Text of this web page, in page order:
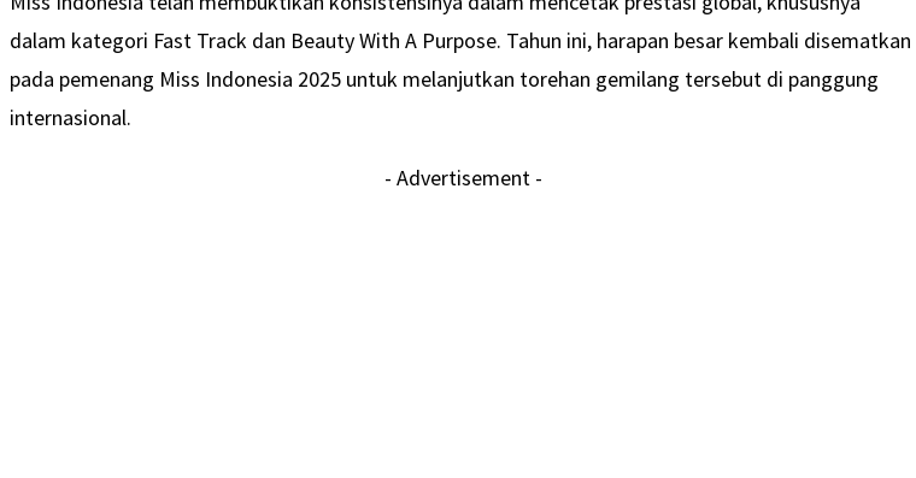
dalam kategori Fast Track dan Beauty With A Purpose. Tahun ini, harapan besar kembali disematkan
pada pemenang Miss Indonesia 2025 untuk melanjutkan torehan gemilang tersebut di panggung
internasional.
- Advertisement -